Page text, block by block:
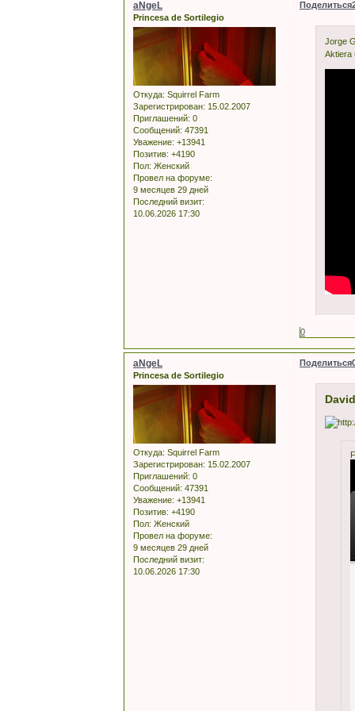
Поделиться
aNgeL
Princesa de Sortilegio
Откуда: Squirrel Farm
Зарегистрирован: 15.02.2007
Приглашений: 0
Сообщений: 47391
Уважение: +13941
Позитив: +4190
Пол: Женский
Провел на форуме:
9 месяцев 29 дней
Последний визит:
10.06.2026 17:30
Jorge
Aktiera
0
Поделиться
aNgeL
Princesa de Sortilegio
Откуда: Squirrel Farm
Зарегистрирован: 15.02.2007
Приглашений: 0
Сообщений: 47391
Уважение: +13941
Позитив: +4190
Пол: Женский
Провел на форуме:
9 месяцев 29 дней
Последний визит:
10.06.2026 17:30